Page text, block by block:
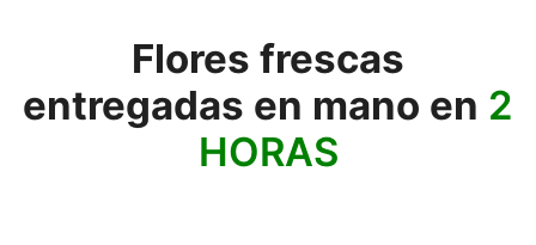
Flores frescas
entregadas en mano en 2
HORAS